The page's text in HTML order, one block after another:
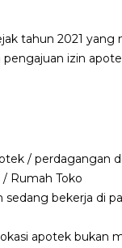
tahun 2021
izin
/ perdagangan
Rumah Toko
sedang bekerja di
apotek bukan